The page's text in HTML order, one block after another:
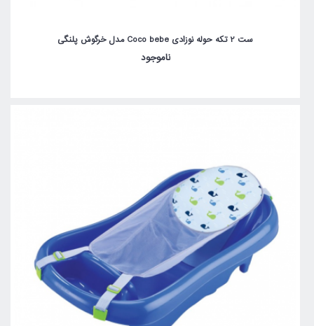
ست 2 تکه حوله نوزادی Coco bebe مدل خرگوش پلنگی
ناموجود